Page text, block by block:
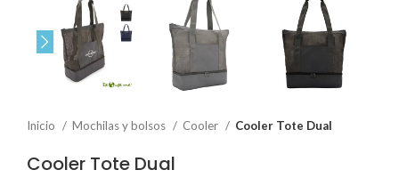
Inicio Mochilas y bolsos Cooler Cooler Tote Dual
Cooler Tote Dual